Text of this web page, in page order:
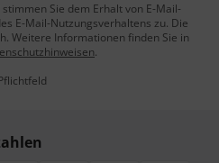
stimmen Sie dem Erhalt von E-Mail-
E-Mail-Nutzungsverhaltens zu. Die
Weitere Informationen finden Sie in
.